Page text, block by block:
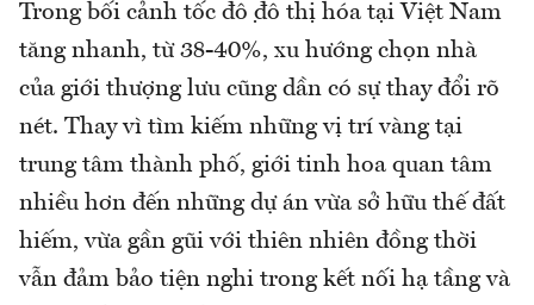
Trong bối cảnh tốc độ đô thị hóa tại Việt Nam
tăng nhanh, từ 38-40%, xu hướng chọn nhà
của giới thượng lưu cũng dần có sự thay đổi rõ
nét. Thay vì tìm kiếm những vị trí vàng tại
trung tâm thành phố, giới tinh hoa quan tâm
nhiều hơn đến những dự án vừa sở hữu thế đất
hiếm, vừa gần gũi với thiên nhiên đồng thời
vẫn đảm bảo tiện nghi trong kết nối hạ tầng và